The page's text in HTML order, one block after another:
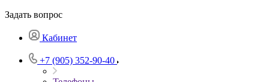
Задать вопрос
Кабинет
+7 (905) 352-90-40